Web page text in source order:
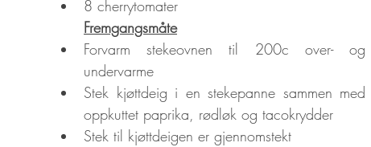
8 cherrytomater
Fremgangsmåte
Forvarm stekeovnen til 200c over- og
undervarme
Stek kjøttdeig i en stekepanne sammen med
oppkuttet paprika, rødløk og tacokrydder
Stek til kjøttdeigen er gjennomstekt